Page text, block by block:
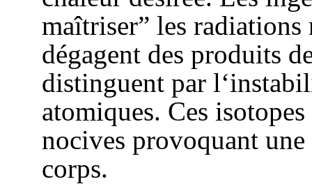
maîtriser” les
dégagent des produits
distinguent par
atomiques. Ces
nocives provoquant
corps.